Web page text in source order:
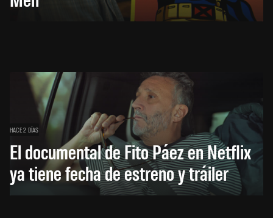
HACE 2 DÍAS
El documental de Fito Páez en Netflix
ya tiene fecha de estreno y tráiler